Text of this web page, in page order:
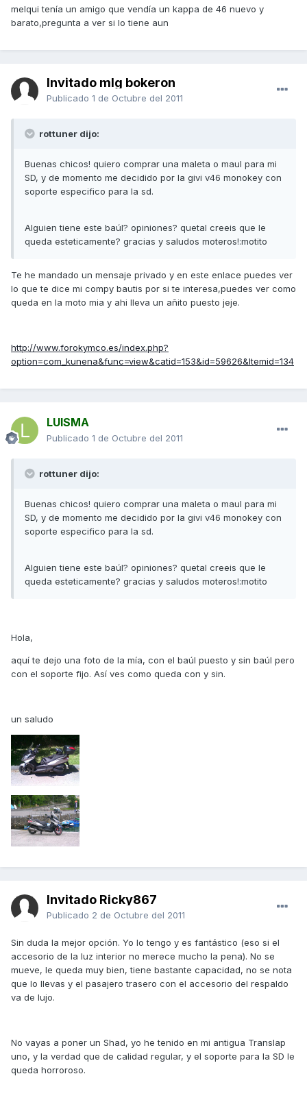
melqui tenía un amigo que vendía un kappa de 46 nuevo y
barato,pregunta a ver si lo tiene aun
Invitado mlg bokeron
Publicado 1 de Octubre del 2011
rottuner dijo:
Buenas chicos! quiero comprar una maleta o maul para mi
SD, y de momento me decidido por la givi v46 monokey con
soporte especifico para la sd.
Alguien tiene este baúl? opiniones? quetal creeis que le
queda esteticamente? gracias y saludos moteros!:motito
Te he mandado un mensaje privado y en este enlace puedes ver
lo que te dice mi compy bautis por si te interesa,puedes ver como
queda en la moto mia y ahi lleva un añito puesto jeje.
http://www.forokymco.es/index.php?
option=com_kunena&func=view&catid=153&id=59626&Itemid=134
LUISMA
Publicado 1 de Octubre del 2011
rottuner dijo:
Buenas chicos! quiero comprar una maleta o maul para mi
SD, y de momento me decidido por la givi v46 monokey con
soporte especifico para la sd.
Alguien tiene este baúl? opiniones? quetal creeis que le
queda esteticamente? gracias y saludos moteros!:motito
Hola,
aquí te dejo una foto de la mía, con el baúl puesto y sin baúl pero
con el soporte fijo. Así ves como queda con y sin.
un saludo
Invitado Ricky867
Publicado 2 de Octubre del 2011
Sin duda la mejor opción. Yo lo tengo y es fantástico (eso si el
accesorio de la luz interior no merece mucho la pena). No se
mueve, le queda muy bien, tiene bastante capacidad, no se nota
que lo llevas y el pasajero trasero con el accesorio del respaldo
va de lujo.
No vayas a poner un Shad, yo he tenido en mi antigua Translap
uno, y la verdad que de calidad regular, y el soporte para la SD le
queda horroroso.